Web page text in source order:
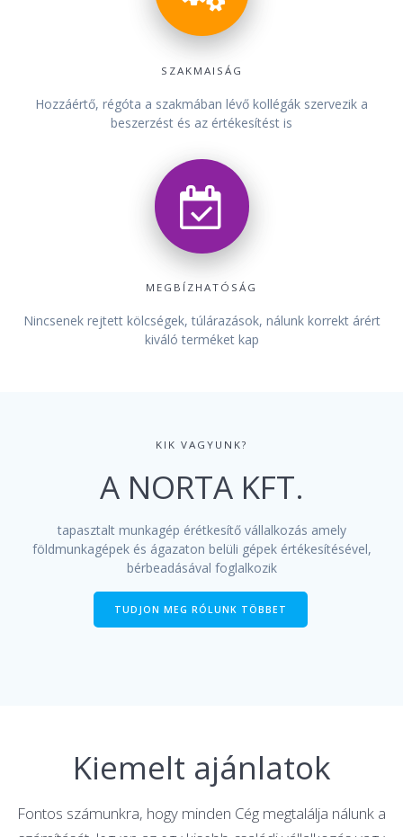
SZAKMAISÁG
Hozzáértő, régóta a szakmában lévő kollégák szervezik a
beszerzést és az értékesítést is
MEGBÍZHATÓSÁG
Nincsenek rejtett kölcségek, túlárazások, nálunk korrekt árért
kiváló terméket kap
KIK VAGYUNK?
A NORTA KFT.
tapasztalt munkagép érétkesítő vállalkozás amely
földmunkagépek és ágazaton belüli gépek értékesítésével,
bérbeadásával foglalkozik
TUDJON MEG RÓLUNK TÖBBET
Kiemelt ajánlatok
Fontos számunkra, hogy minden Cég megtalálja nálunk a